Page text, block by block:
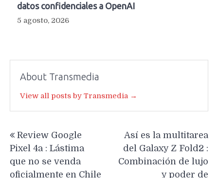
datos confidenciales a OpenAI
5 agosto, 2026
About Transmedia
View all posts by Transmedia →
de
entradas
Review Google
Pixel 4a : Lástima
que no se venda
oficialmente en Chile
Así es la multitarea
del Galaxy Z Fold2 :
Combinación de lujo
y poder de